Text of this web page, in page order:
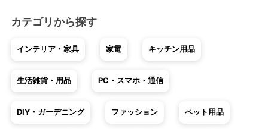
カテゴリから探す
インテリア・家具 家電 キッチン用品
生活雑貨・用品 PC・スマホ・通信
DIY・ガーデニング ファッション ペット用品